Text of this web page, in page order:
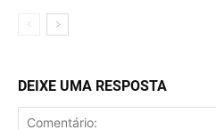
DEIXE UMA RESPOSTA